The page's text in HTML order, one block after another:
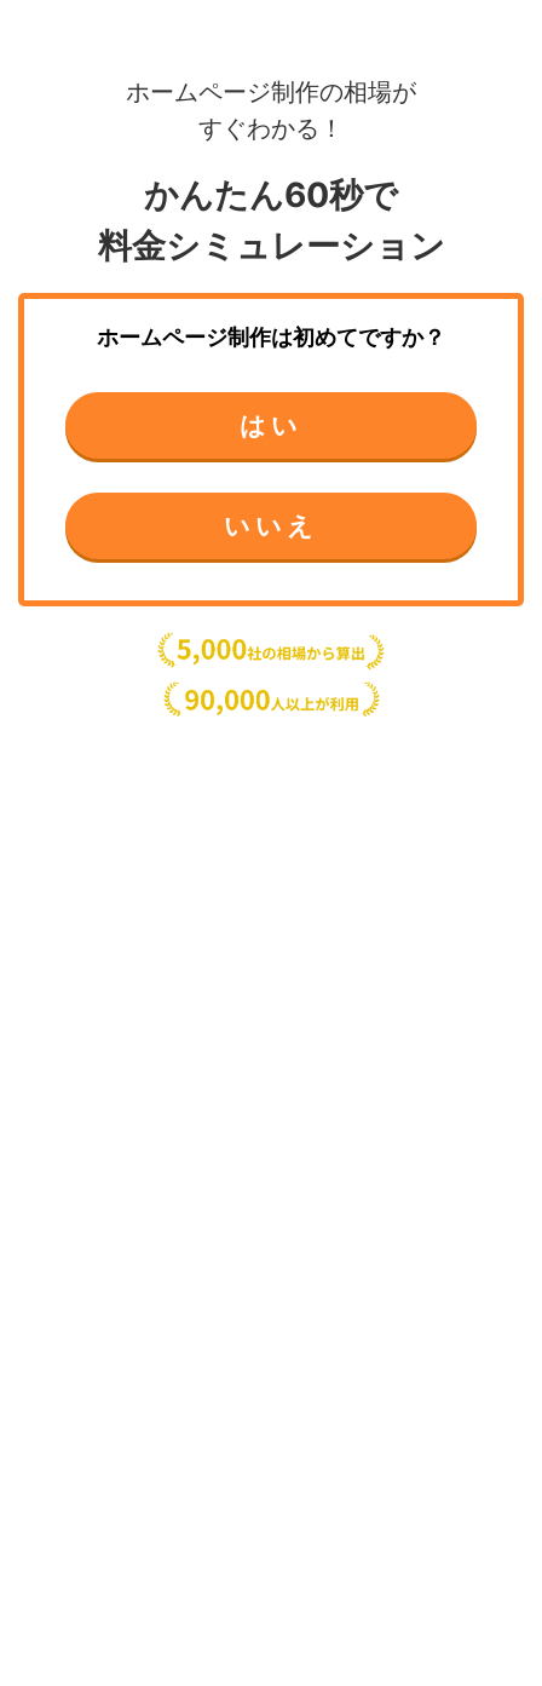
ホームページ制作の相場が
すぐわかる！
かんたん60秒で
料金シミュレーション
ホームページ制作は初めてですか？
はい
いいえ